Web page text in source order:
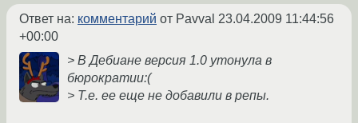
Ответ на: комментарий от Pavval 23.04.2009 11:44:56
+00:00
> В Дебиане версия 1.0 утонула в
бюрократии:(
> Т.е. ее еще не добавили в репы.